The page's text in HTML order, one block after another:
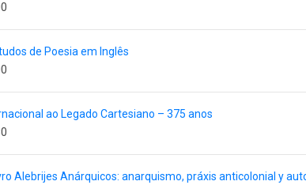
de Poesia em Inglês
ao Legado Cartesiano – 375 anos
Alebrijes Anárquicos: anarquismo, práxis anticolonial y